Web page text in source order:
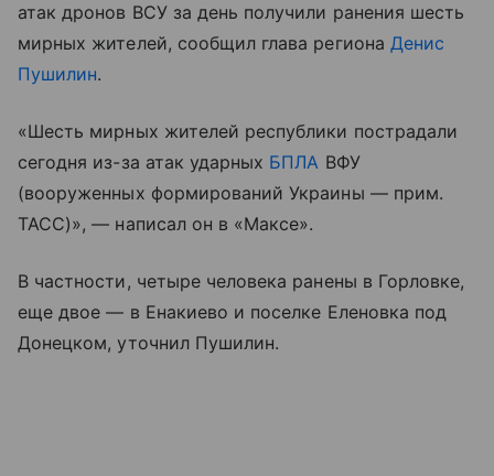
атак дронов ВСУ за день получили ранения шесть
мирных жителей, сообщил глава региона Денис
Пушилин.
«Шесть мирных жителей республики пострадали
сегодня из-за атак ударных БПЛА ВФУ
(вооруженных формирований Украины — прим.
ТАСС)», — написал он в «Максе».
В частности, четыре человека ранены в Горловке,
еще двое — в Енакиево и поселке Еленовка под
Донецком, уточнил Пушилин.